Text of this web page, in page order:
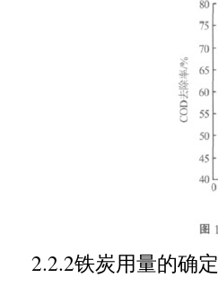
2.2.2铁炭用量的确定